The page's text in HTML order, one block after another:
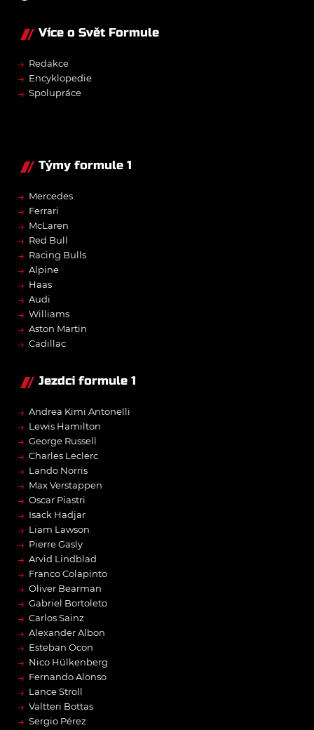
Více o Svět Formule
→ Redakce
→ Encyklopedie
→ Spolupráce
Týmy formule 1
→ Mercedes
→ Ferrari
→ McLaren
→ Red Bull
→ Racing Bulls
→ Alpine
→ Haas
→ Audi
→ Williams
→ Aston Martin
→ Cadillac
Jezdci formule 1
→ Andrea Kimi Antonelli
→ Lewis Hamilton
→ George Russell
→ Charles Leclerc
→ Lando Norris
→ Max Verstappen
→ Oscar Piastri
→ Isack Hadjar
→ Liam Lawson
→ Pierre Gasly
→ Arvid Lindblad
→ Franco Colapinto
→ Oliver Bearman
→ Gabriel Bortoleto
→ Carlos Sainz
→ Alexander Albon
→ Esteban Ocon
→ Nico Hülkenberg
→ Fernando Alonso
→ Lance Stroll
→ Valtteri Bottas
→ Sergio Pérez